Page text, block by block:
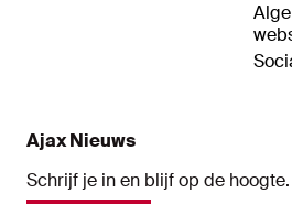
Ajax Nieuws
Schrijf je in en blijf op de hoogte.